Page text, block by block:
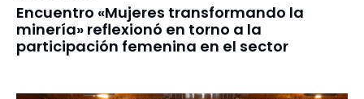
Encuentro «Mujeres transformando la
minería» reflexionó en torno a la
participación femenina en el sector